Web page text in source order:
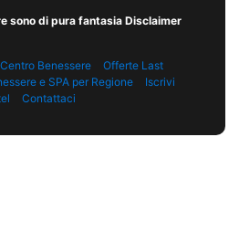
sono di pura fantasia Disclaimer
Benessere
Offerte Last
e SPA per Regione
Iscrivi
Contattaci